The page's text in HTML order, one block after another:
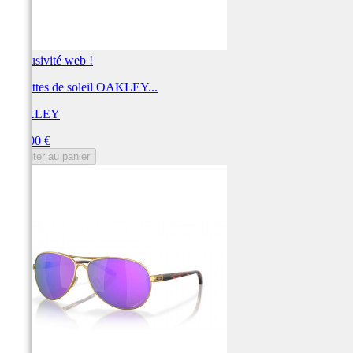
Exclusivité web !
Lunettes de soleil OAKLEY...
OAKLEY
256,00 €
Ajouter au panier